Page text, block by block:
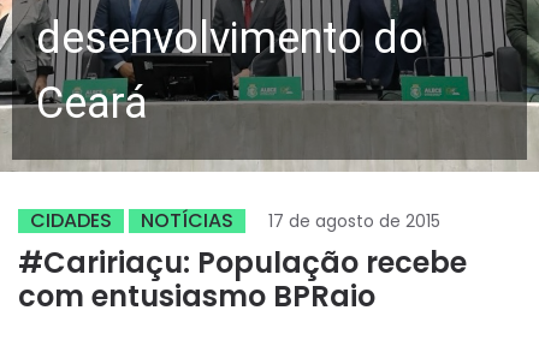
desenvolvimento do
Ceará
CIDADES NOTÍCIAS 17 de agosto de 2015
#Caririaçu: População recebe
com entusiasmo BPRaio